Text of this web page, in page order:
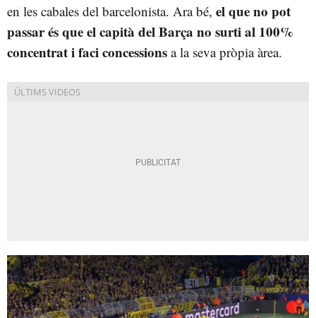
en les cabales del barcelonista. Ara bé, el que no pot
passar és que el capità del Barça no surti al 100%
concentrat i faci concessions a la seva pròpia àrea.